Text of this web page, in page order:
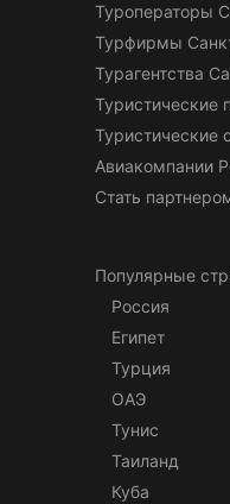
Туроператоры
Турфирмы
Турагентства
Туристические
Туристические
Авиакомпании
Стать
Популярные
Россия
Египет
Турция
ОАЭ
Тунис
Таиланд
Куба